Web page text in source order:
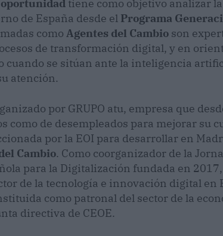
tiene como objetivo analizar
de España desde el Programa
como Agentes del Cambio son
de transformación digital, y en
cuando se sitúan ante la inteligencia
atención.
por GRUPO atu, empresa que
como de desempleados para mejorar su
por la EOI para desarrollar en
Cambio. Como coorganizador de la
para la Digitalización fundada en
de la tecnología e innovación digital en
como patronal del sector de la
directiva de CEOE.